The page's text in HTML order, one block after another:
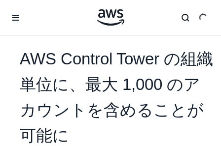
AWS Control Tower の組織
単位に、最大 1,000 のア
カウントを含めることが
可能に